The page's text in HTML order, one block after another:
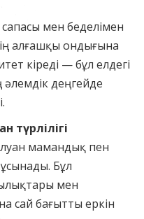
сапасы мен беделімен
алғашқы ондығына
кіреді — бұл елдегі
деңгейде
түрлілігі
мамандық пен
Бұл
мен
сай бағытты еркін